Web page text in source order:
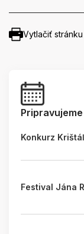
Vytlačiť stránku
Pripravujeme
Konkurz
Festival Jána